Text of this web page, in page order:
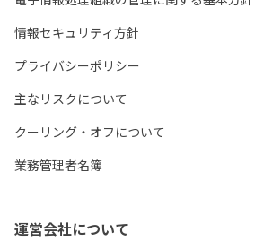
情報セキュリティ方針
プライバシーポリシー
主なリスクについて
クーリング・オフについて
業務管理者名簿
運営会社について